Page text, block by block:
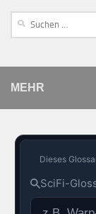
MEHR